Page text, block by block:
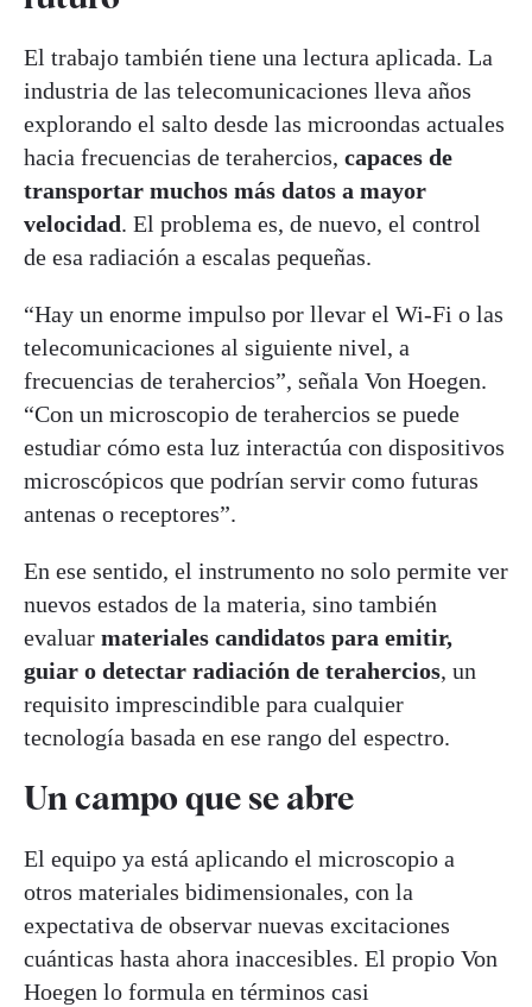
El trabajo también tiene una lectura aplicada. La
industria de las telecomunicaciones lleva años
explorando el salto desde las microondas actuales
hacia frecuencias de terahercios, capaces de
transportar muchos más datos a mayor
velocidad. El problema es, de nuevo, el control
de esa radiación a escalas pequeñas.
“Hay un enorme impulso por llevar el Wi-Fi o las
telecomunicaciones al siguiente nivel, a
frecuencias de terahercios”, señala Von Hoegen.
“Con un microscopio de terahercios se puede
estudiar cómo esta luz interactúa con dispositivos
microscópicos que podrían servir como futuras
antenas o receptores”.
En ese sentido, el instrumento no solo permite ver
nuevos estados de la materia, sino también
evaluar materiales candidatos para emitir,
guiar o detectar radiación de terahercios, un
requisito imprescindible para cualquier
tecnología basada en ese rango del espectro.
Un campo que se abre
El equipo ya está aplicando el microscopio a
otros materiales bidimensionales, con la
expectativa de observar nuevas excitaciones
cuánticas hasta ahora inaccesibles. El propio Von
Hoegen lo formula en términos casi